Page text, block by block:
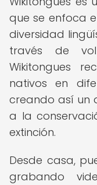
que se enfoca
diversidad
través de
Wikitongues
nativos en
creando así un
a la
extinción.
Desde casa,
grabando